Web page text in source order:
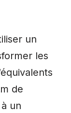
un
les
de
un